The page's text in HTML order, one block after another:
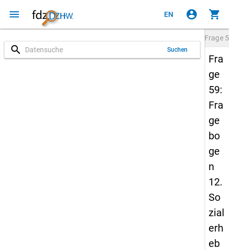
menu EN account_circle shopping_cart
search Suchen
Frage
Fra
ge
59:
Fra
ge
bo
ge
n
12.
So
zial
erh
eb